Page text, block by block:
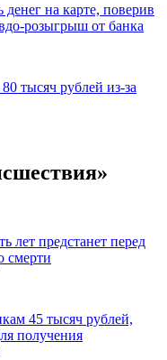
на карте, поверив
розыгрыш от банка
тысяч рублей из-за
лет предстанет перед
смерти
45 тысяч рублей,
получения